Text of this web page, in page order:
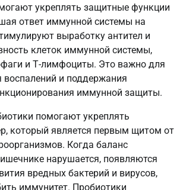
укреплять защитные функции
ответ иммунной системы на
выработку антител и
клеток иммунной системы,
и Т-лимфоциты. Это важно для
воспалений и поддержания
иммунной защиты.
помогают укреплять
который является первым щитом от
Когда баланс
нарушается, появляются
вредных бактерий и вирусов,
иммунитет. Пробиотики